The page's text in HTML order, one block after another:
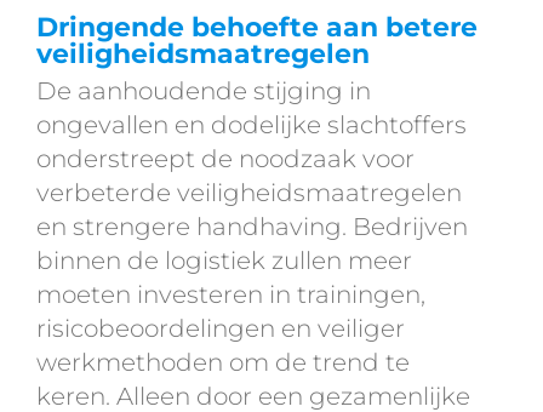
Dringende behoefte aan betere
veiligheidsmaatregelen
De aanhoudende stijging in
ongevallen en dodelijke slachtoffers
onderstreept de noodzaak voor
verbeterde veiligheidsmaatregelen
en strengere handhaving. Bedrijven
binnen de logistiek zullen meer
moeten investeren in trainingen,
risicobeoordelingen en veiliger
werkmethoden om de trend te
keren. Alleen door een gezamenlijke